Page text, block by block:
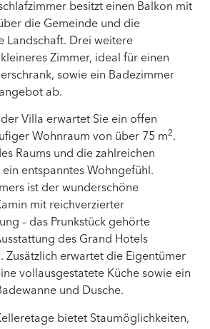
besitzt einen Balkon mit
die Gemeinde und die
Landschaft. Drei weitere
Zimmer, ideal für einen
sowie ein Badezimmer
ab.
Villa erwartet Sie ein offen
Wohnraum von über 75 m2.
Raums und die zahlreichen
entspanntes Wohngefühl.
ist der wunderschöne
mit reichverzierter
– das Prunkstück gehörte
des Grand Hotels
Zusätzlich erwartet die Eigentümer
vollausgestatete Küche sowie ein
und Dusche.
bietet Staumöglichkeiten,